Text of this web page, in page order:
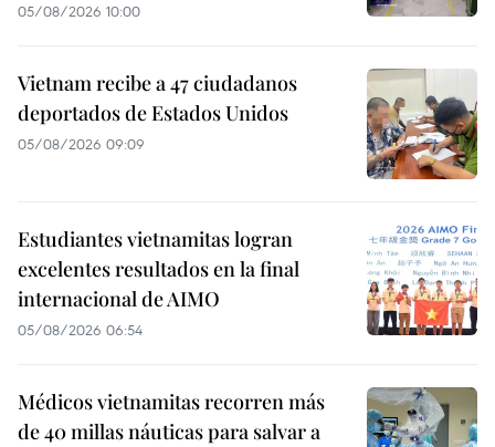
05/08/2026 10:00
Vietnam recibe a 47 ciudadanos
deportados de Estados Unidos
05/08/2026 09:09
Estudiantes vietnamitas logran
excelentes resultados en la final
internacional de AIMO
05/08/2026 06:54
Médicos vietnamitas recorren más
de 40 millas náuticas para salvar a